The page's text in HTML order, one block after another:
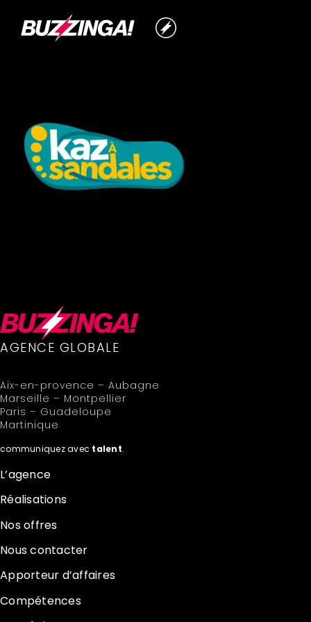
AGENCE GLOBALE
Aix-en-provence – Aubagne
Marseille – Montpellier
Paris – Guadeloupe
Martinique
communiquez avec talent.
L’agence
Réalisations
Nos offres
Nous contacter
Apporteur d’affaires
Compétences